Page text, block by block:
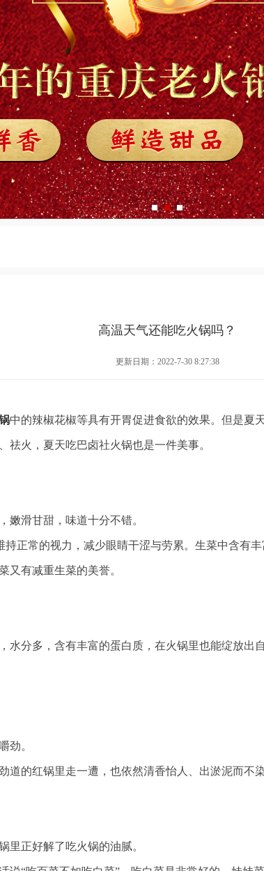
高温天气还能吃火锅吗？
更新日期：2022-7-30 8:27:38
中的辣椒花椒等具有开胃促进食欲的效果。但是夏
祛火，夏天吃巴卤社火锅也是一件美事。
滑甘甜，味道十分不错。
常的视力，减少眼睛干涩与劳累。生菜中含有
又有减重生菜的美誉。
多，含有丰富的蛋白质，在火锅里也能绽放出
劲。
的红锅里走一遭，也依然清香怡人、出淤泥而不染
正好解了吃火锅的油腻。